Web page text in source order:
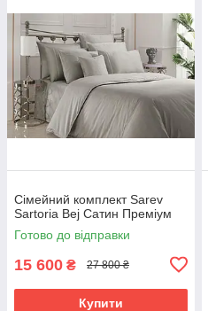
Сімейний комплект Sarev
Sartoria Bej Сатин Преміум
Готово до відправки
15 600 ₴ 27 800 ₴
Купити